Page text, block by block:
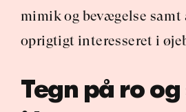
mimik og bevægelse samt
oprigtigt interesseret i
Tegn på ro